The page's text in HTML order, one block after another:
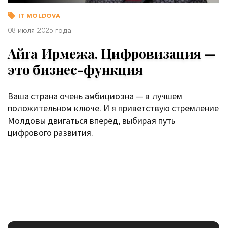
IT MOLDOVA
08 июля 2025 года
Айга Ирмежа. Цифровизация —
это бизнес-функция
Ваша страна очень амбициозна — в лучшем
положительном ключе. И я приветствую стремление
Молдовы двигаться вперёд, выбирая путь
цифрового развития.